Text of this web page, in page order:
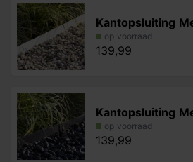
Kantopsluiting
op voorraad
139,99
Kantopsluiting
op voorraad
139,99